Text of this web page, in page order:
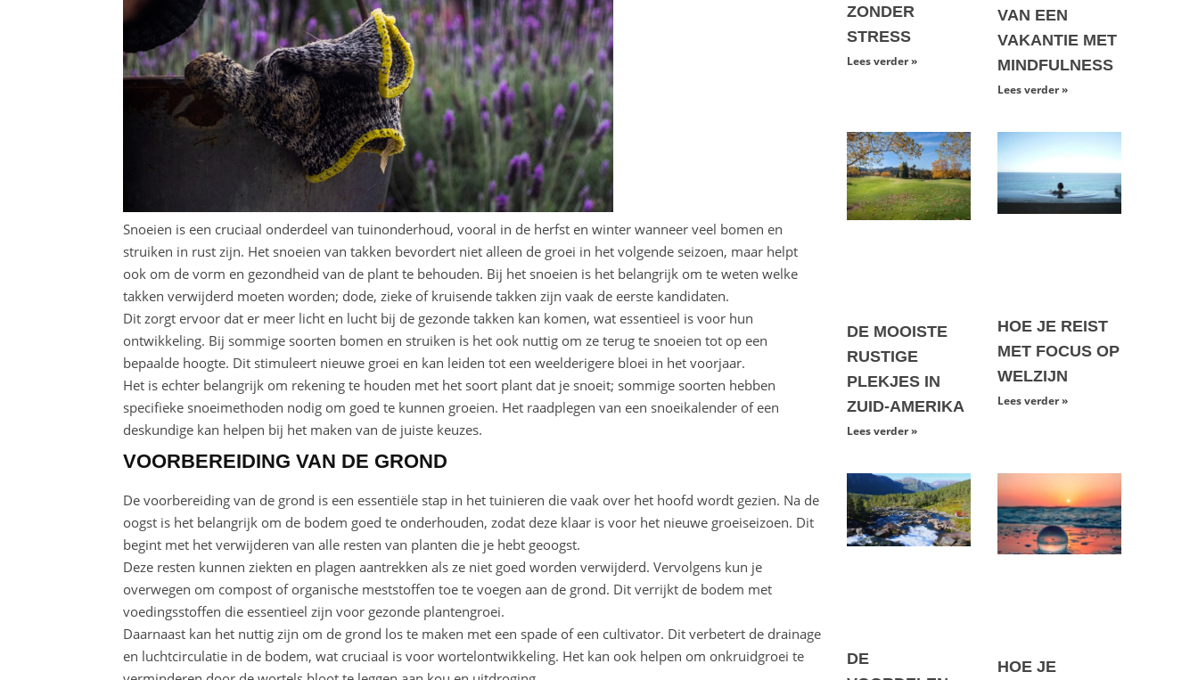
Snoeien is een cruciaal onderdeel van tuinonderhoud, vooral in de herfst en winter wanneer veel bomen en
struiken in rust zijn. Het snoeien van takken bevordert niet alleen de groei in het volgende seizoen, maar helpt
ook om de vorm en gezondheid van de plant te behouden. Bij het snoeien is het belangrijk om te weten welke
takken verwijderd moeten worden; dode, zieke of kruisende takken zijn vaak de eerste kandidaten.
Dit zorgt ervoor dat er meer licht en lucht bij de gezonde takken kan komen, wat essentieel is voor hun
ontwikkeling. Bij sommige soorten bomen en struiken is het ook nuttig om ze terug te snoeien tot op een
bepaalde hoogte. Dit stimuleert nieuwe groei en kan leiden tot een weelderigere bloei in het voorjaar.
Het is echter belangrijk om rekening te houden met het soort plant dat je snoeit; sommige soorten hebben
specifieke snoeimethoden nodig om goed te kunnen groeien. Het raadplegen van een snoeikalender of een
deskundige kan helpen bij het maken van de juiste keuzes.
VOORBEREIDING VAN DE GROND
De voorbereiding van de grond is een essentiële stap in het tuinieren die vaak over het hoofd wordt gezien. Na de
oogst is het belangrijk om de bodem goed te onderhouden, zodat deze klaar is voor het nieuwe groeiseizoen. Dit
begint met het verwijderen van alle resten van planten die je hebt geoogst.
Deze resten kunnen ziekten en plagen aantrekken als ze niet goed worden verwijderd. Vervolgens kun je
overwegen om compost of organische meststoffen toe te voegen aan de grond. Dit verrijkt de bodem met
voedingsstoffen die essentieel zijn voor gezonde plantengroei.
Daarnaast kan het nuttig zijn om de grond los te maken met een spade of een cultivator. Dit verbetert de drainage
en luchtcirculatie in de bodem, wat cruciaal is voor wortelontwikkeling. Het kan ook helpen om onkruidgroei te
ZONDER
STRESS
Lees verder »
VAN EEN
VAKANTIE MET
MINDFULNESS
Lees verder »
DE MOOISTE
RUSTIGE
PLEKJES IN
ZUID-AMERIKA
Lees verder »
HOE JE REIST
MET FOCUS OP
WELZIJN
Lees verder »
DE
HOE JE